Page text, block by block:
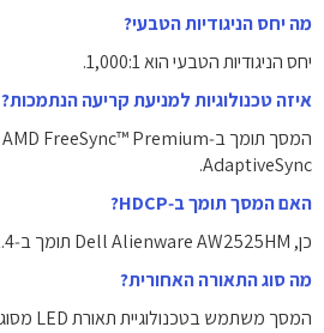
מה יחס הניגודיות הטבעי?
יחס הניגודיות הטבעי הוא ‎1,000:1‎.
איזה טכנולוגיות למניעת קריעה הנתמכות?
AdaptiveSync‎.
האם המסך תומך ב‑HDCP?
כן, Dell Alienware AW2525HM תומך ב‑HDCP 1.4‎ ו‑2.3‎.
מה סוג התאורה האחורית?
המסך משתמש בטכנולוגיית תאורת LED מסוג Edgelight System.